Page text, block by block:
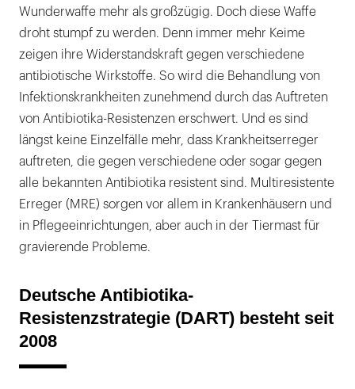
Wunderwaffe mehr als großzügig. Doch diese Waffe
droht stumpf zu werden. Denn immer mehr Keime
zeigen ihre Widerstandskraft gegen verschiedene
antibiotische Wirkstoffe. So wird die Behandlung von
Infektionskrankheiten zunehmend durch das Auftreten
von Antibiotika-Resistenzen erschwert. Und es sind
längst keine Einzelfälle mehr, dass Krankheitserreger
auftreten, die gegen verschiedene oder sogar gegen
alle bekannten Antibiotika resistent sind. Multiresistente
Erreger (MRE) sorgen vor allem in Krankenhäusern und
in Pflegeeinrichtungen, aber auch in der Tiermast für
gravierende Probleme.
Deutsche Antibiotika-
Resistenzstrategie (DART) besteht seit
2008